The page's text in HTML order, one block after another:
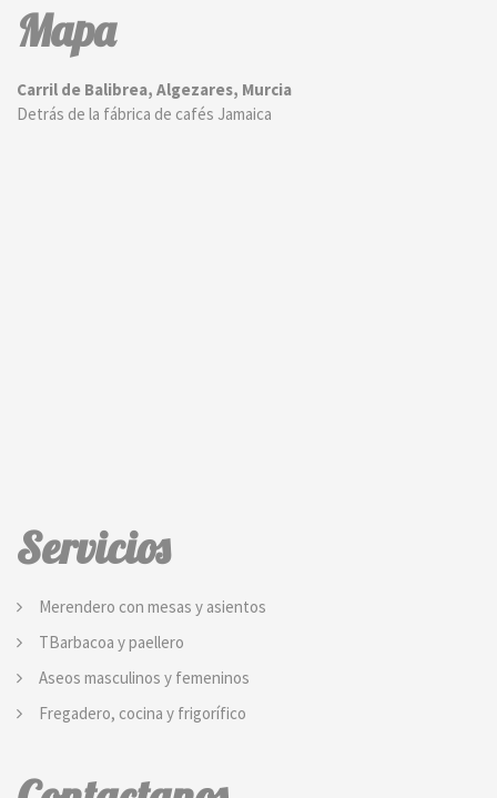
Mapa
Carril de Balibrea, Algezares, Murcia
Detrás de la fábrica de cafés Jamaica
Servicios
Merendero con mesas y asientos
TBarbacoa y paellero
Aseos masculinos y femeninos
Fregadero, cocina y frigorífico